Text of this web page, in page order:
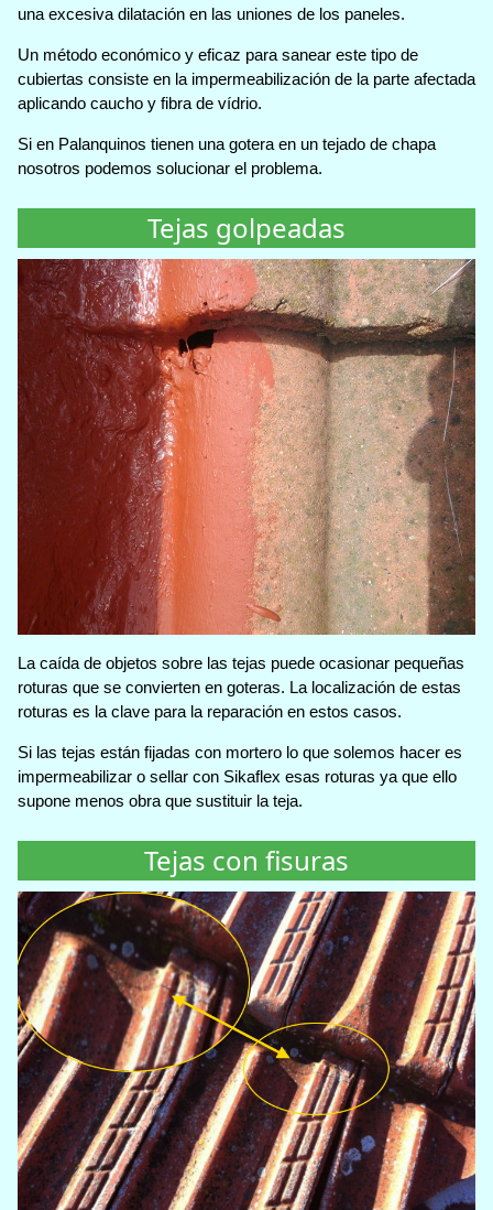
una excesiva dilatación en las uniones de los paneles.
Un método económico y eficaz para sanear este tipo de
cubiertas consiste en la impermeabilización de la parte afectada
aplicando caucho y fibra de vídrio.
Si en Palanquinos tienen una gotera en un tejado de chapa
nosotros podemos solucionar el problema.
Tejas golpeadas
La caída de objetos sobre las tejas puede ocasionar pequeñas
roturas que se convierten en goteras. La localización de estas
roturas es la clave para la reparación en estos casos.
Si las tejas están fijadas con mortero lo que solemos hacer es
impermeabilizar o sellar con Sikaflex esas roturas ya que ello
supone menos obra que sustituir la teja.
Tejas con fisuras